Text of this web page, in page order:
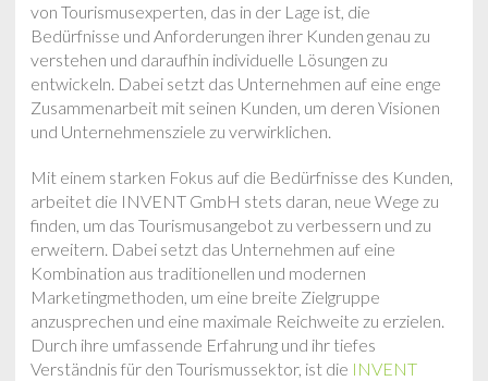
von Tourismusexperten, das in der Lage ist, die
Bedürfnisse und Anforderungen ihrer Kunden genau zu
verstehen und daraufhin individuelle Lösungen zu
entwickeln. Dabei setzt das Unternehmen auf eine enge
Zusammenarbeit mit seinen Kunden, um deren Visionen
und Unternehmensziele zu verwirklichen.
Mit einem starken Fokus auf die Bedürfnisse des Kunden,
arbeitet die INVENT GmbH stets daran, neue Wege zu
finden, um das Tourismusangebot zu verbessern und zu
erweitern. Dabei setzt das Unternehmen auf eine
Kombination aus traditionellen und modernen
Marketingmethoden, um eine breite Zielgruppe
anzusprechen und eine maximale Reichweite zu erzielen.
Durch ihre umfassende Erfahrung und ihr tiefes
Verständnis für den Tourismussektor, ist die INVENT